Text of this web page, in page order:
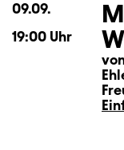
09.09.
19:00 Uhr